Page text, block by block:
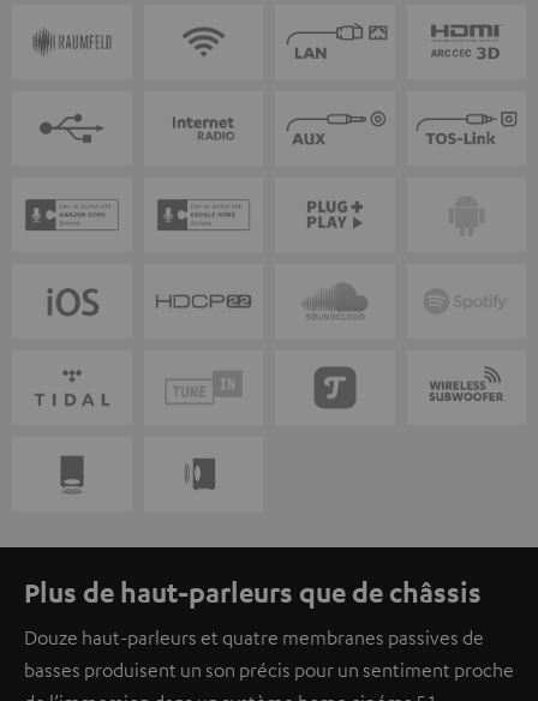
Plus de haut-parleurs que de châssis
Douze haut-parleurs et quatre membranes passives de
basses produisent un son précis pour un sentiment proche